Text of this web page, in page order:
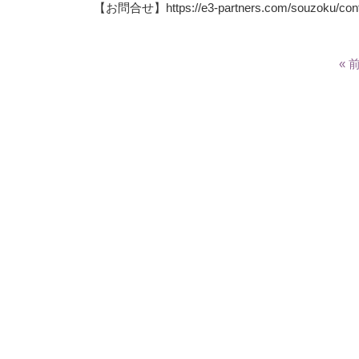
【お問合せ】 https://e3-partners.com/souzoku/
«